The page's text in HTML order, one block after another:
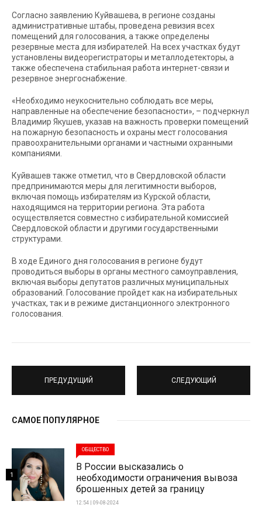
Согласно заявлению Куйвашева, в регионе созданы
административные штабы, проведена ревизия всех
помещений для голосования, а также определены
резервные места для избирателей. На всех участках будут
установлены видеорегистраторы и металлодетекторы, а
также обеспечена стабильная работа интернет-связи и
резервное энергоснабжение.
«Необходимо неукоснительно соблюдать все меры,
направленные на обеспечение безопасности», – подчеркнул
Владимир Якушев, указав на важность проверки помещений
на пожарную безопасность и охраны мест голосования
правоохранительными органами и частными охранными
компаниями.
Куйвашев также отметил, что в Свердловской области
предпринимаются меры для легитимности выборов,
включая помощь избирателям из Курской области,
находящимся на территории региона. Эта работа
осуществляется совместно с избирательной комиссией
Свердловской области и другими государственными
структурами.
В ходе Единого дня голосования в регионе будут
проводиться выборы в органы местного самоуправления,
включая выборы депутатов различных муниципальных
образований. Голосование пройдет как на избирательных
участках, так и в режиме дистанционного электронного
голосования.
ПРЕДУДУЩИЙ СЛЕДУЮЩИЙ
САМОЕ ПОПУЛЯРНОЕ
ОБЩЕСТВО
В России высказались о
необходимости ограничения вывоза
брошенных детей за границу
12:54 | 09-08-2024
1